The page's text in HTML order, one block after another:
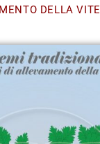
DELLA VITE